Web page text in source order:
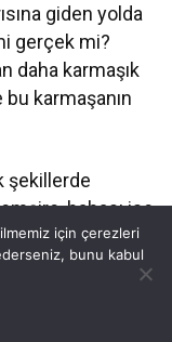
giden yolda
gerçek mi?
daha karmaşık
karmaşanın
şekillerde
babası ise
kaygıları ve
zorlayıcı bir
ulaşmak
Sanata
için
için çerezleri
bunu kabul